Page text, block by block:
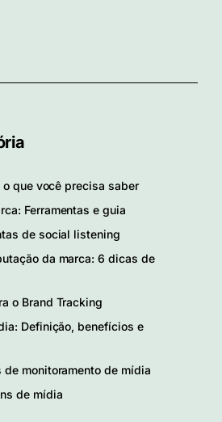
que você precisa saber
Ferramentas e guia
de social listening
da marca: 6 dicas de
o Brand Tracking
Definição, benefícios e
de monitoramento de mídia
de mídia